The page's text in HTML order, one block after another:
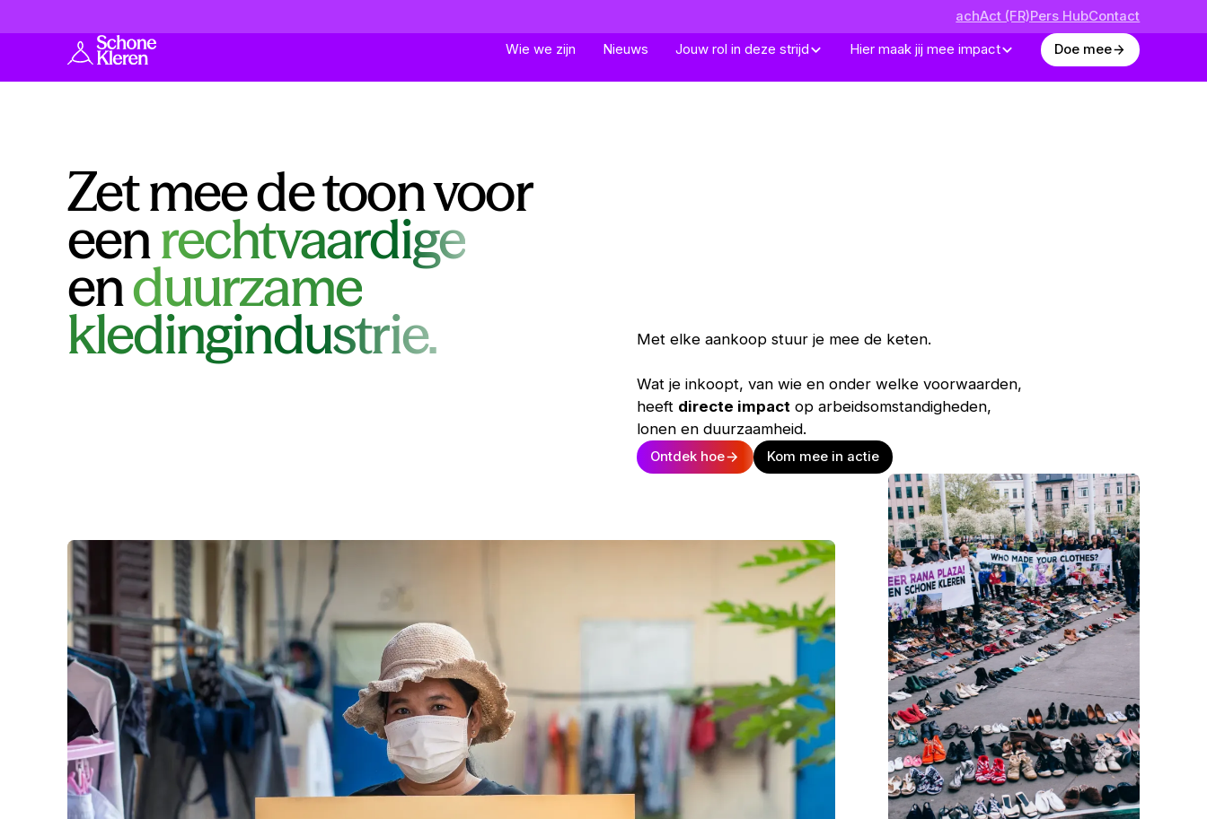
achAct (FR)Pers HubContact
Wie we zijn Nieuws Jouw rol in deze strijd Hier maak jij mee impact Doe mee
achAct (FR)Pers HubContact
Wie we zijn Nieuws Jouw rol in deze strijd Hier maak jij mee impact Doe mee
Zet mee de toon voor
eenrechtvaardige
enduurzame
kledingindustrie. Met elke aankoop stuur je mee de keten.
Wat je inkoopt, van wie en onder welke voorwaarden,
heeft directe impact op arbeidsomstandigheden,
lonen en duurzaamheid.
Ontdek hoe Kom mee in actie